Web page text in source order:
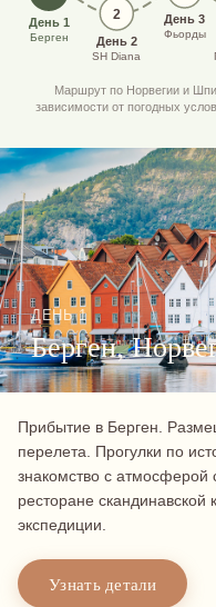
День 1
Берген
2
День 2
SH Diana
День 3
Фьорды
Маршрут по Норвегии и
зависимости от погодных
ДЕНЬ 1
Берген,
Прибытие в Берген.
перелета. Прогулки по
знакомство с атмосферой
ресторане скандинавской
экспедиции.
Узнать детали